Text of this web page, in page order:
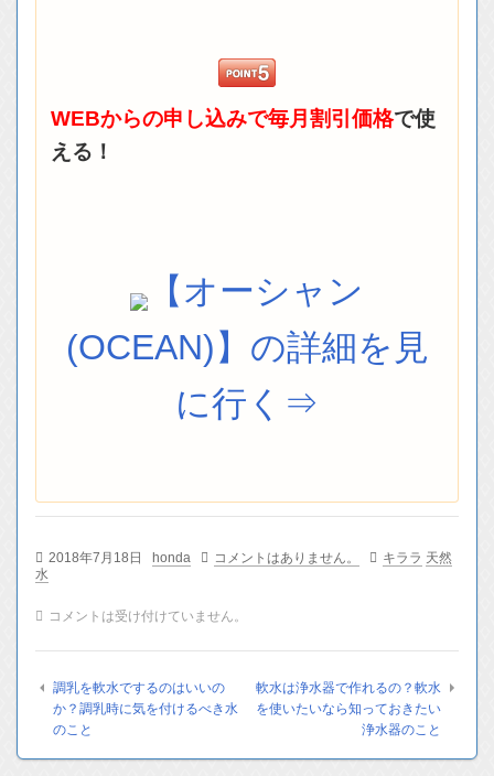
WEBからの申し込みで毎月割引価格で使
える！
【オーシャン
(OCEAN)】の詳細を見
に行く⇒
2018年7月18日 honda コメントはありません。 キララ 天然
水
コメントは受け付けていません。
調乳を軟水でするのはいいの
か？調乳時に気を付けるべき水
のこと
軟水は浄水器で作れるの？軟水
を使いたいなら知っておきたい
浄水器のこと